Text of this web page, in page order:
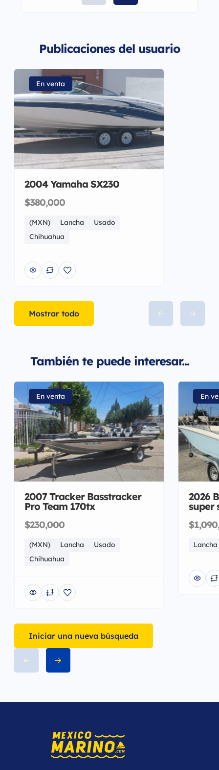
Publicaciones del usuario
En venta
2004 Yamaha SX230
$380,000
(MXN) Lancha
Usado
Chihuahua
Mostrar todo
También te puede interesar...
En venta
2007 Tracker Basstracker
Pro Team 170tx
$230,000
(MXN) Lancha
Usado
Chihuahua
En
2026
super
Lancha
Iniciar una nueva búsqueda